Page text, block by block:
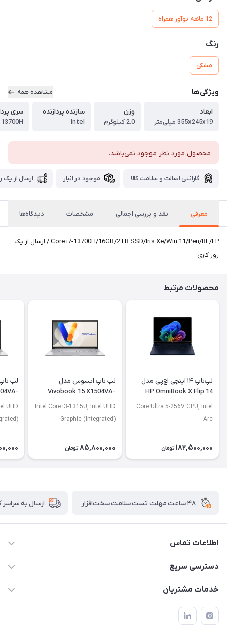
12 ماهه نوآور همراه
رنگ
مشکی
ویژگی‌ها مشاهده همه
ابعاد
355x245x19 میلی‌متر
وزن
2.0 کیلوگرم
سازنده پردازنده
Intel
سری
محصول مورد نظر موجود نمی‌باشد.
گارانتی اصالت و سلامت کالا موجود در انبار ارسال از یک
معرفی نقد و بررسی اجمالی مشخصات دیدگاه‌ها
Core i7-13700H/16GB/2TB SSD/Iris Xe/Win 11/Pen/BL/FP / ارسال از یک
روز کاری
محصولات مرتبط
لپ‌تاپ ۱۴ اینچی اچ‌پی مدل
HP OmniBook X Flip 14
FM0013dx
Core Ultra 5-256V CPU, Intel
Arc
182,500,000 تومان
لپ تاپ ایسوس مدل
Vivobook 15 X1504VA-
BQ4675
Intel Core i3-1315U, Intel UHD
Graphic (Integrated)
85,800,000 تومان
لپ
UHD
۴۸ ساعت مهلت تست سلامت سخت‌افزار ارسال به
اطلاعات تماس
02122913967
۲۳، طبقه سوم
دسترسی سریع
لیست محصولات
حساب کاربری
خدمات مشتریان
قوانین و مقررات
حریم خصوصی